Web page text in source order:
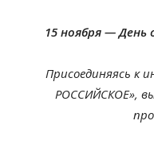
15 ноября — День
Присоединяясь к
РОССИЙСКОЕ»,